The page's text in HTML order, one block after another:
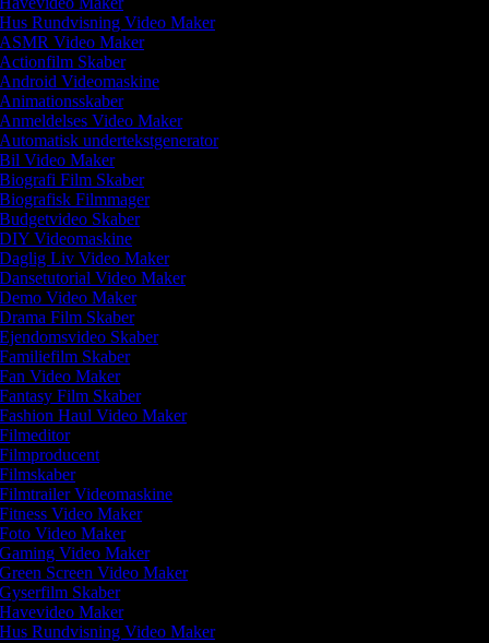
Rundvisning Video Maker
Video Maker
Skaber
Videomaskine
Video Maker
undertekstgenerator
Video Maker
Film Skaber
Filmmager
Skaber
Videomaskine
Liv Video Maker
Video Maker
Video Maker
Film Skaber
Skaber
Skaber
Video Maker
Film Skaber
Haul Video Maker
Videomaskine
Video Maker
Video Maker
Video Maker
Screen Video Maker
Skaber
Maker
Rundvisning Video Maker